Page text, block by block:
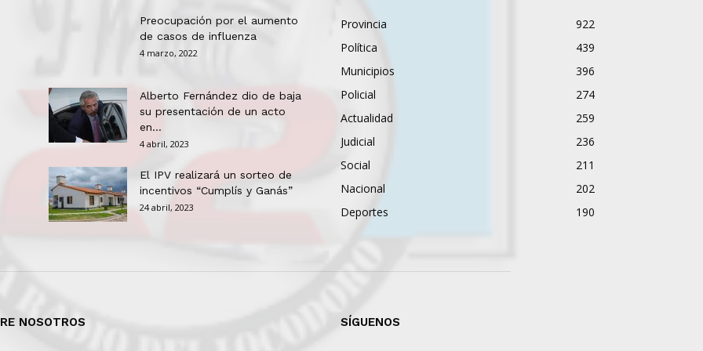
Preocupación por el aumento
de casos de influenza
4 marzo, 2022
Alberto Fernández dio de baja
su presentación de un acto
en...
4 abril, 2023
El IPV realizará un sorteo de
incentivos “Cumplís y Ganás”
24 abril, 2023
Provincia
922
Política
439
Municipios
396
Policial
274
Actualidad
259
Judicial
236
Social
211
Nacional
202
Deportes
190
NOSOTROS SÍGUENOS